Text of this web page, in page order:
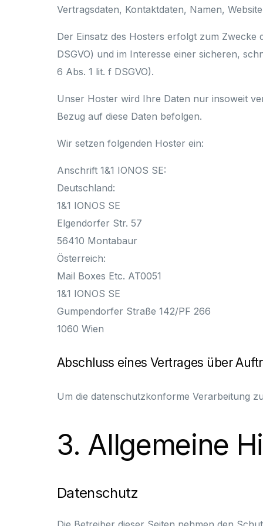
Vertragsdaten, Kontaktdaten, Namen,
Der Einsatz des Hosters erfolgt zum
DSGVO) und im Interesse einer sicheren,
6 Abs. 1 lit. f DSGVO).
Unser Hoster wird Ihre Daten nur insoweit
Bezug auf diese Daten befolgen.
Wir setzen folgenden Hoster ein:
Anschrift 1&1 IONOS SE:
Deutschland:
1&1 IONOS SE
Elgendorfer Str. 57
56410 Montabaur
Österreich:
Mail Boxes Etc. AT0051
1&1 IONOS SE
Gumpendorfer Straße 142/PF 266
1060 Wien
Abschluss eines Vertrages über
Um die datenschutzkonforme Verarbeitung
3. Allgemeine
Datenschutz